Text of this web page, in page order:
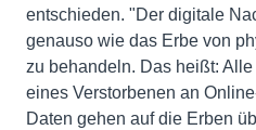
entschieden. "Der digitale
genauso wie das Erbe von
zu behandeln. Das heißt:
eines Verstorbenen an
Daten gehen auf die Erben